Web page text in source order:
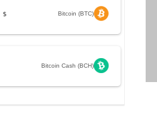
Bitcoin (BTC)
$
Bitcoin Cash (BCH)